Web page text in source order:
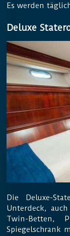
Es werden
Deluxe
Die Deluxe-
Unterdeck,
Twin-Betten,
Spiegelschrank